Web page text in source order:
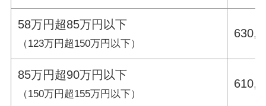
58万円超85万円以下
（123万円超150万円以下）
85万円超90万円以下
（150万円超155万円以下）